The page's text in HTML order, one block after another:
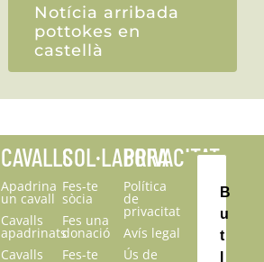
Notícia arribada
pottokes en
castellà
CAVALLS
Apadrina
un cavall
Cavalls
apadrinats
Cavalls
COL·LABORA
Fes-te
sòcia
Fes una
donació
Fes-te
PRIVACITAT
Política
de
privacitat
Avís legal
Ús de
B
u
t